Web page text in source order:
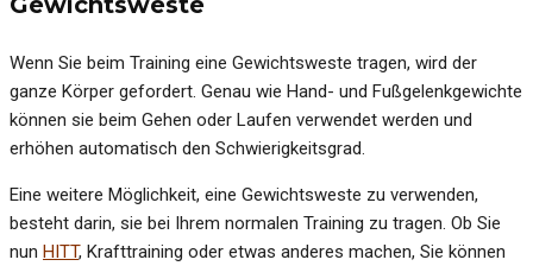
Wenn Sie beim Training eine Gewichtsweste tragen, wird der
ganze Körper gefordert. Genau wie Hand- und Fußgelenkgewichte
können sie beim Gehen oder Laufen verwendet werden und
erhöhen automatisch den Schwierigkeitsgrad.
Eine weitere Möglichkeit, eine Gewichtsweste zu verwenden,
besteht darin, sie bei Ihrem normalen Training zu tragen. Ob Sie
nun HITT, Krafttraining oder etwas anderes machen, Sie können